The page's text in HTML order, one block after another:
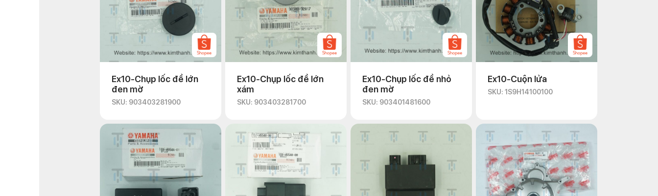
Ex10-Chụp lốc đề lớn
đen mờ
SKU: 903403281900
Ex10-Chụp lốc đề lớn
xám
SKU: 903403281700
Ex10-Chụp lốc đề nhỏ
đen mờ
SKU: 903401481600
Ex10-Cuộn lửa
SKU: 1S9H14100100